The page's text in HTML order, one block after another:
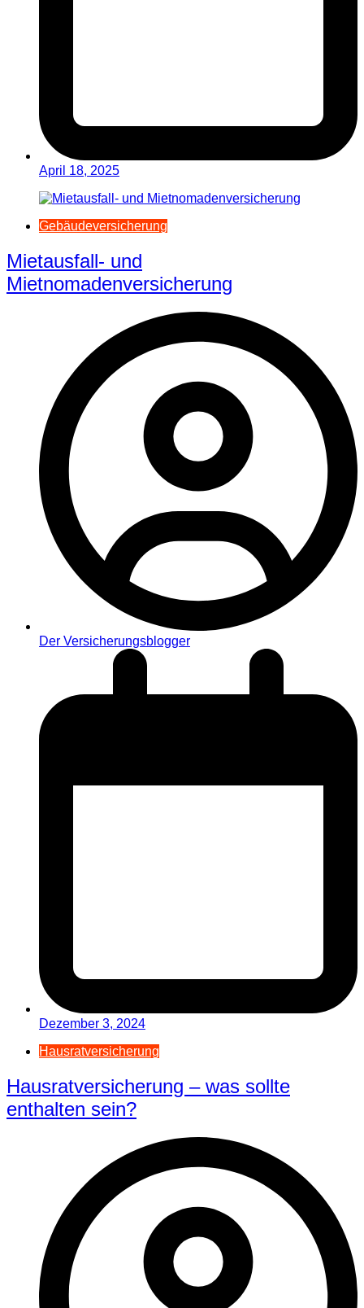
April 18, 2025
Gebäudeversicherung
Mietausfall- und
Mietnomadenversicherung
Der Versicherungsblogger
Dezember 3, 2024
Hausratversicherung
Hausratversicherung – was sollte
enthalten sein?